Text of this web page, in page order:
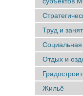
Труд и
Отдых и
Жильё